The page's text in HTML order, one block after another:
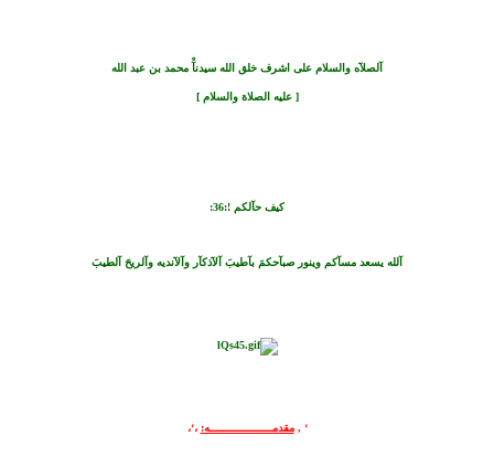
آلصلآه والسلام على اشرف خلق الله سيدنآْ محمد بن عبد الله
[ عليه الصلاة والسلام ]
كيف حآلكم !:36:
آلله يسعد مسآكم وينور صبآحكمَ بآطيبَ آلآذكآر وآلآنديه وآلريحَ آلطيبَ
‘ ,مقدمـــــــــــــــــــه: ،‘،